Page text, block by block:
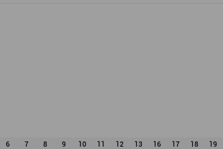
6 7 8 9 10 11 12 13 16 17 18 19